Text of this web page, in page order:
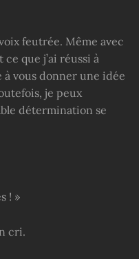
feutrée. Même avec
que j’ai réussi à
vous donner une idée
je peux
détermination se
! »
cri.